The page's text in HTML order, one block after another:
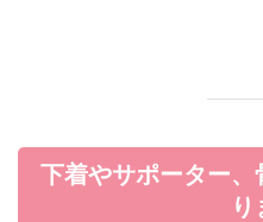
下着やサポーター
り